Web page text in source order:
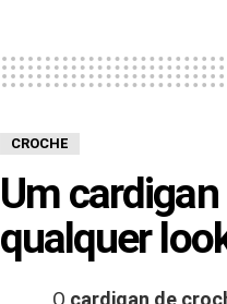
CROCHE
Um
qualquer